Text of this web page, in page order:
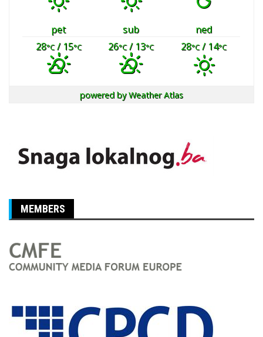
pet sub
ned
28°C/ 15°C 26°C/ 13°C 28°C/ 14°C
powered byWeather Atlas
MEMBERS